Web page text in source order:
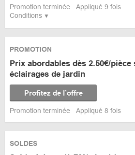
Conditions
Promotion terminée Appliqué 9 fois
PROMOTION
Prix abordables dès 2.50€/pièce
éclairages de jardin
Profitez de l’offre
Promotion terminée Appliqué 8 fois
SOLDES